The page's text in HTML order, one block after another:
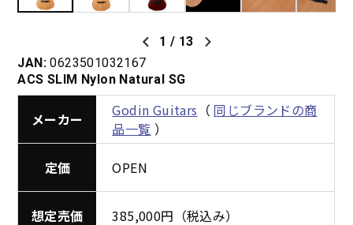
1 / 13
JAN: 0623501032167
ACS SLIM Nylon Natural SG
メーカー Godin Guitars （ 同じブランドの商
品一覧 ）
定価 OPEN
想定売価 385,000円（税込み）